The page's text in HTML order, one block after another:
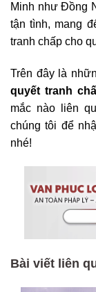
Minh như Đồng
tận tình, mang
tranh chấp cho
Trên đây là
quyết tranh
mắc nào liên
chúng tôi để
nhé!
Bài viết liên